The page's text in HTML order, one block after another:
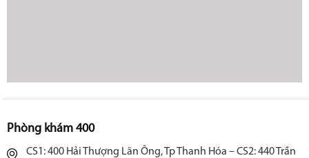
Phòng khám 400
CS1: 400 Hải Thượng Lãn Ông, Tp Thanh Hóa – CS2: 440 Trần